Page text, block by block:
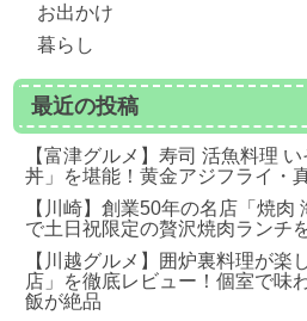
お出かけ
暮らし
最近の投稿
【富津グルメ】寿司 活魚料理
丼」を堪能！黄金アジフライ・
【川崎】創業50年の名店「焼肉
で土日祝限定の贅沢焼肉ランチ
【川越グルメ】囲炉裏料理が楽
店」を徹底レビュー！個室で味
飯が絶品